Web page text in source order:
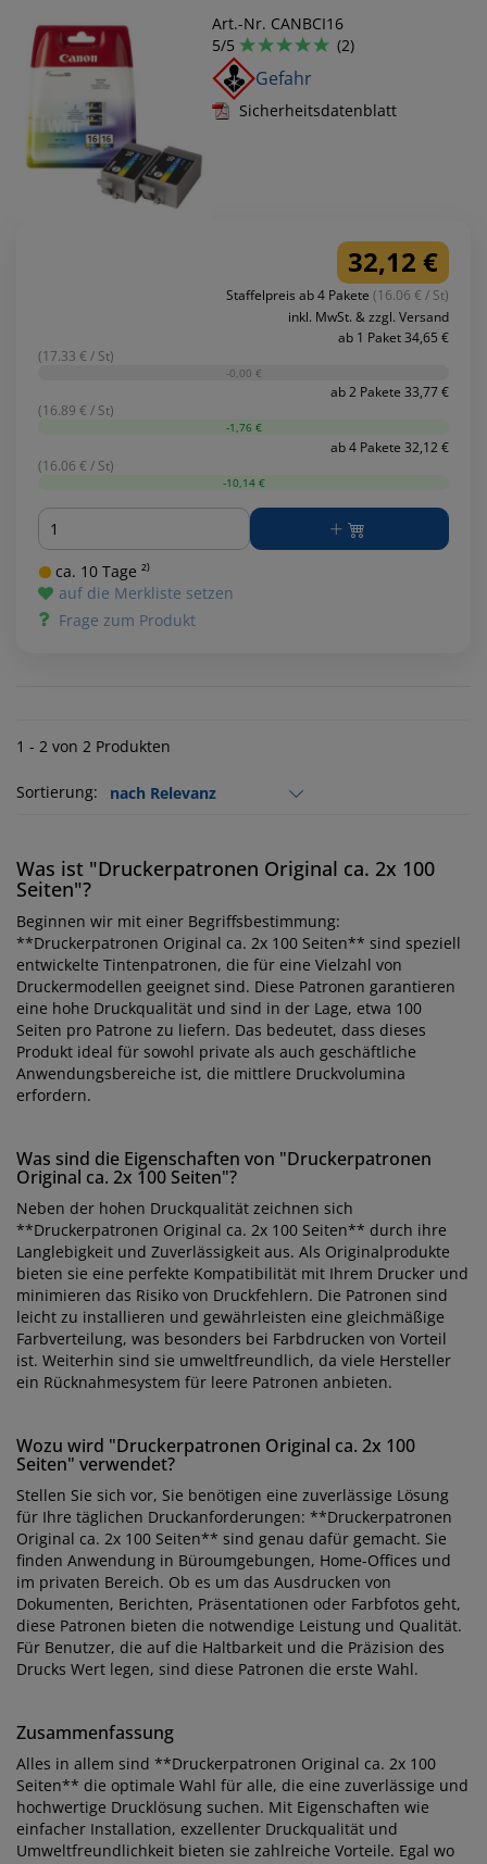
Art.-Nr. CANBCI16
5/5
(2)
Gefahr
Sicherheitsdatenblatt
32,12 €
Staffelpreis ab 4 Pakete (16.06 € / St)
inkl. MwSt. & zzgl. Versand
ab 1 Paket 34,65 €
(17.33 € / St)
-0,00 €
ab 2 Pakete 33,77 €
(16.89 € / St)
-1,76 €
ab 4 Pakete 32,12 €
(16.06 € / St)
-10,14 €
Menge
ca. 10 Tage ²⁾
auf die Merkliste setzen
Frage zum Produkt
1 - 2 von 2 Produkten
Sortierung:
Was ist "Druckerpatronen Original ca. 2x 100
Seiten"?
Beginnen wir mit einer Begriffsbestimmung:
**Druckerpatronen Original ca. 2x 100 Seiten** sind speziell
entwickelte Tintenpatronen, die für eine Vielzahl von
Druckermodellen geeignet sind. Diese Patronen garantieren
eine hohe Druckqualität und sind in der Lage, etwa 100
Seiten pro Patrone zu liefern. Das bedeutet, dass dieses
Produkt ideal für sowohl private als auch geschäftliche
Anwendungsbereiche ist, die mittlere Druckvolumina
erfordern.
Was sind die Eigenschaften von "Druckerpatronen
Original ca. 2x 100 Seiten"?
Neben der hohen Druckqualität zeichnen sich
**Druckerpatronen Original ca. 2x 100 Seiten** durch ihre
Langlebigkeit und Zuverlässigkeit aus. Als Originalprodukte
bieten sie eine perfekte Kompatibilität mit Ihrem Drucker und
minimieren das Risiko von Druckfehlern. Die Patronen sind
leicht zu installieren und gewährleisten eine gleichmäßige
Farbverteilung, was besonders bei Farbdrucken von Vorteil
ist. Weiterhin sind sie umweltfreundlich, da viele Hersteller
ein Rücknahmesystem für leere Patronen anbieten.
Wozu wird "Druckerpatronen Original ca. 2x 100
Seiten" verwendet?
Stellen Sie sich vor, Sie benötigen eine zuverlässige Lösung
für Ihre täglichen Druckanforderungen: **Druckerpatronen
Original ca. 2x 100 Seiten** sind genau dafür gemacht. Sie
finden Anwendung in Büroumgebungen, Home-Offices und
im privaten Bereich. Ob es um das Ausdrucken von
Dokumenten, Berichten, Präsentationen oder Farbfotos geht,
diese Patronen bieten die notwendige Leistung und Qualität.
Für Benutzer, die auf die Haltbarkeit und die Präzision des
Drucks Wert legen, sind diese Patronen die erste Wahl.
Zusammenfassung
Alles in allem sind **Druckerpatronen Original ca. 2x 100
Seiten** die optimale Wahl für alle, die eine zuverlässige und
hochwertige Drucklösung suchen. Mit Eigenschaften wie
einfacher Installation, exzellenter Druckqualität und
Umweltfreundlichkeit bieten sie zahlreiche Vorteile. Egal wo